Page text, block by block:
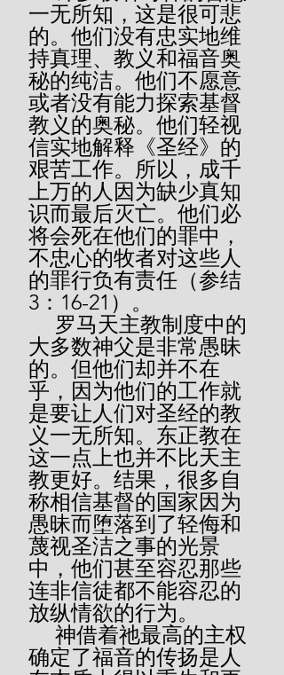
一无所知，这是很可悲
的。他们没有忠实地维
持真理、教义和福音奥
秘的纯洁。他们不愿意
或者没有能力探索基督
教义的奥秘。他们轻视
信实地解释《圣经》的
艰苦工作。所以，成千
上万的人因为缺少真知
识而最后灭亡。他们必
将会死在他们的罪中，
不忠心的牧者对这些人
的罪行负有责任（参结
3：16-21）。
大多数神父是非常愚昧
的。但他们却并不在
乎，因为他们的工作就
是要让人们对圣经的教
义一无所知。东正教在
这一点上也并不比天主
教更好。结果，很多自
称相信基督的国家因为
愚昧而堕落到了轻侮和
蔑视圣洁之事的光景
中，他们甚至容忍那些
连非信徒都不能容忍的
放纵情欲的行为。
确定了福音的传扬是人